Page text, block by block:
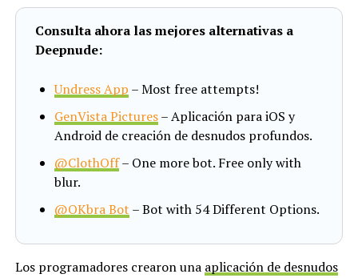
Consulta ahora las mejores alternativas a
Deepnude:
Undress App – Most free attempts!
GenVista Pictures– Aplicación para iOS y
Android de creación de desnudos profundos.
@ClothOff– One more bot. Free only with
blur.
@OKbra Bot – Bot with 54 Different Options.
Los programadores crearon una aplicación de desnudos